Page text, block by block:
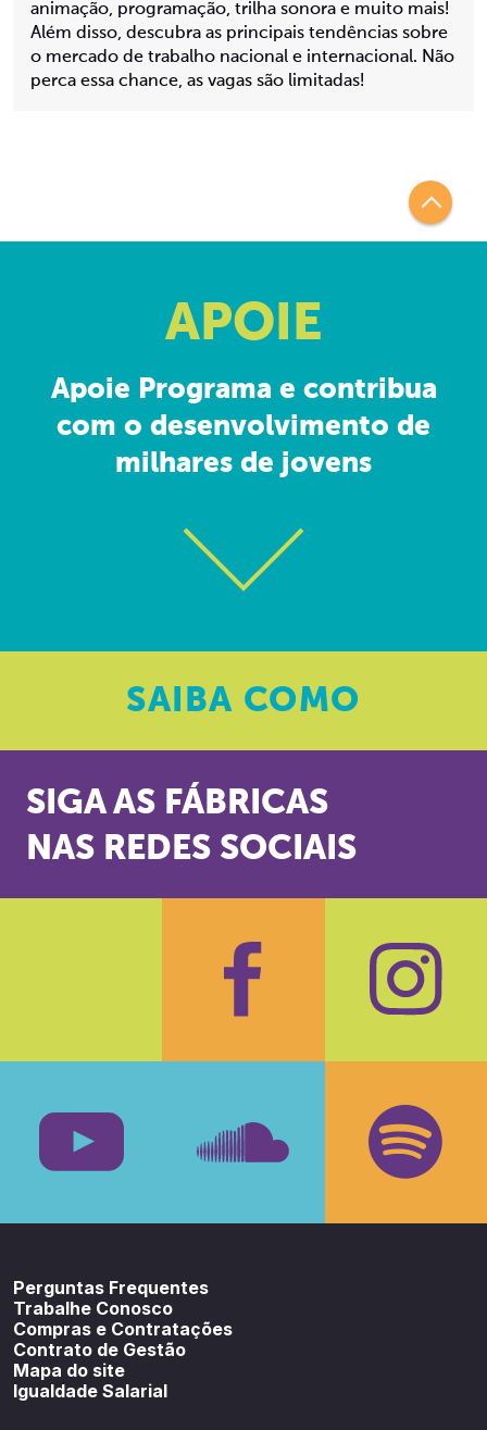
animação, programação, trilha sonora e muito mais!
Além disso, descubra as principais tendências sobre
o mercado de trabalho nacional e internacional. Não
perca essa chance, as vagas são limitadas!
APOIE
Apoie Programa e contribua
com o desenvolvimento de
milhares de jovens
SAIBA COMO
SIGA AS FÁBRICAS
NAS REDES SOCIAIS
Facebook
Perguntas Frequentes
Trabalhe Conosco
Compras e Contratações
Contrato de Gestão
Mapa do site
Igualdade Salarial